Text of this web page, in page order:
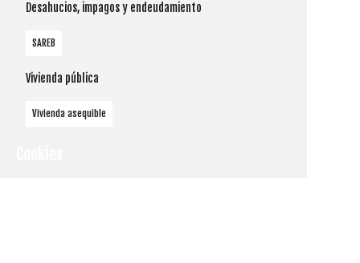
Desahucios, impagos y endeudamiento
SAREB
Vivienda pública
Vivienda asequible